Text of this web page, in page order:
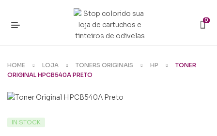
0
HOME LOJA TONERS ORIGINAIS HP
TONER
ORIGINAL HPCB540A PRETO
IN STOCK